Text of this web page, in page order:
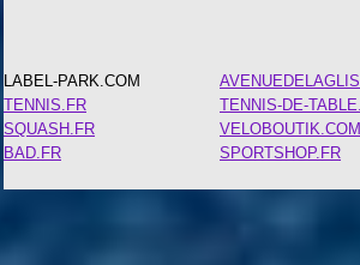
LABEL-PARK.COM
TENNIS.FR
SQUASH.FR
BAD.FR
TENNIS-DE-
VELOBOUTIK.COM
SPORTSHOP.FR